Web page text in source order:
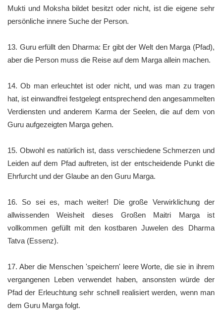
Mukti und Moksha bildet besitzt oder nicht, ist die eigene sehr
persönliche innere Suche der Person.
13. Guru erfüllt den Dharma: Er gibt der Welt den Marga (Pfad),
aber die Person muss die Reise auf dem Marga allein machen.
14. Ob man erleuchtet ist oder nicht, und was man zu tragen
hat, ist einwandfrei festgelegt entsprechend den angesammelten
Verdiensten und anderem Karma der Seelen, die auf dem von
Guru aufgezeigten Marga gehen.
15. Obwohl es natürlich ist, dass verschiedene Schmerzen und
Leiden auf dem Pfad auftreten, ist der entscheidende Punkt die
Ehrfurcht und der Glaube an den Guru Marga.
16. So sei es, mach weiter! Die große Verwirklichung der
allwissenden Weisheit dieses Großen Maitri Marga ist
vollkommen gefüllt mit den kostbaren Juwelen des Dharma
Tatva (Essenz).
17. Aber die Menschen 'speichern' leere Worte, die sie in ihrem
vergangenen Leben verwendet haben, ansonsten würde der
Pfad der Erleuchtung sehr schnell realisiert werden, wenn man
dem Guru Marga folgt.